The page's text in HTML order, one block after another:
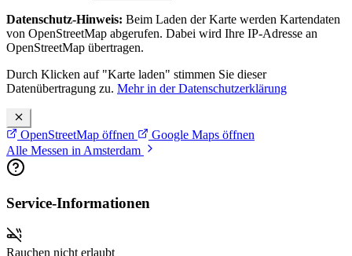
Datenschutz-Hinweis: Beim Laden der Karte werden Kartendaten
von OpenStreetMap abgerufen. Dabei wird Ihre IP-Adresse an
OpenStreetMap übertragen.
Durch Klicken auf "Karte laden" stimmen Sie dieser
Datenübertragung zu. Mehr in der Datenschutzerklärung
OpenStreetMap öffnen
Google Maps öffnen
Alle Messen in Amsterdam
Service-Informationen
Rauchen nicht erlaubt